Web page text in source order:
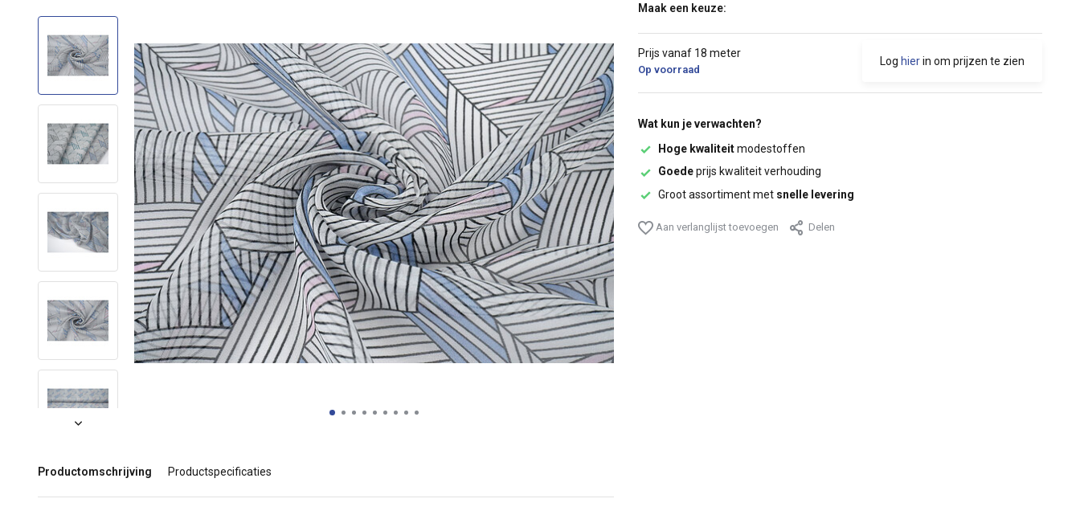
Productomschrijving Productspecificaties
Maak een keuze:
Prijs vanaf 18 meter
Op voorraad
Log hierin om prijzen te zien
Wat kun je verwachten?
Hoge kwaliteitmodestoffen
Goedeprijs kwaliteit verhouding
Groot assortiment met snelle levering
Aan verlanglijst toevoegen Delen